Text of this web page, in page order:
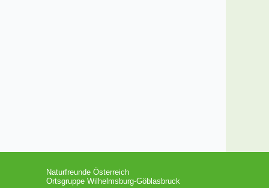
Naturfreunde Österreich
Ortsgruppe Wilhelmsburg-Göblasbruck